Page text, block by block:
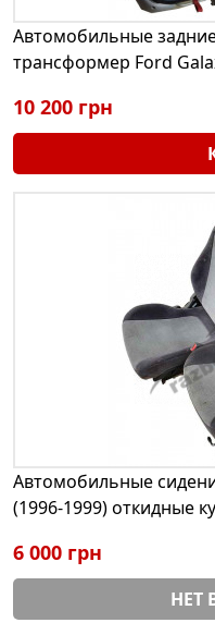
Автомобильные
трансформер Ford
10 200 грн
Автомобильные
(1996-1999) откидные
6 000 грн
НЕТ